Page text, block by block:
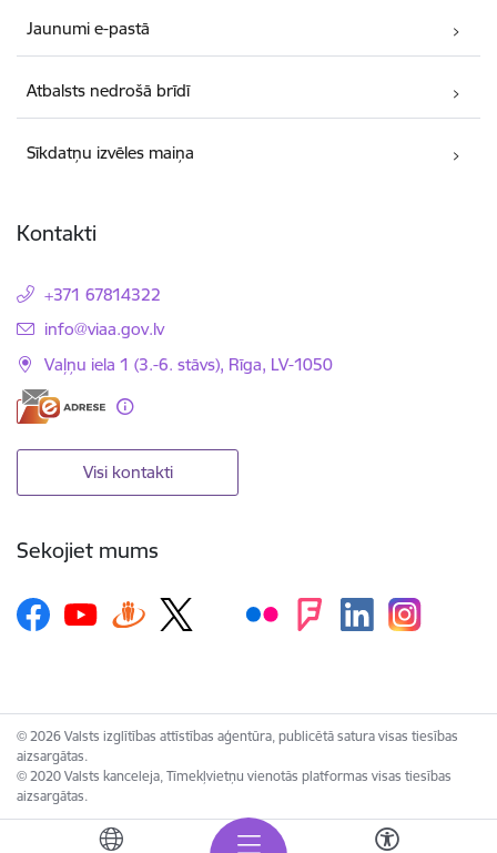
Jaunumi e-pastā
Atbalsts nedrošā brīdī
Sīkdatņu izvēles maiņa
Kontakti
+371 67814322
E-pasts:
info@viaa.gov.lv
Vaļņu iela 1 (3.-6. stāvs), Rīga, LV-1050
Visi kontakti
Sekojiet mums
© 2026 Valsts izglītības attīstības aģentūra, publicētā satura visas tiesības
aizsargātas.
© 2020 Valsts kanceleja, Tīmekļvietņu vienotās platformas visas tiesības
aizsargātas.